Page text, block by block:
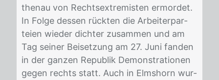
then­au von Rechts­ex­tre­mis­ten er­mor­det.
In Fol­ge des­sen rück­ten die Ar­bei­ter­par­
tei­en wie­der dich­ter zu­sam­men und am
Tag sei­ner Bei­set­zung am 27. Juni fan­den
in der gan­zen Re­pu­blik De­mons­tra­tio­nen
ge­gen rechts statt. Auch in Elms­horn wur­